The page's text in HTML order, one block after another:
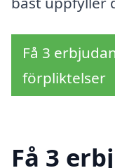
Få 3
förpliktelser
Få 3